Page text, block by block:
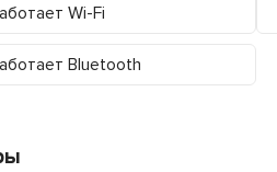
Wi-Fi
Bluetooth